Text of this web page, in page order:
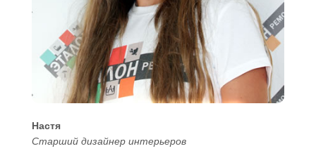
Настя
Старший дизайнер интерьеров